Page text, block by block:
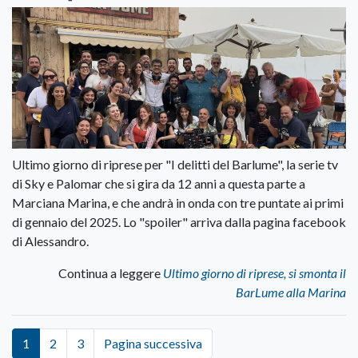
Ultimo giorno di riprese per "I delitti del Barlume", la serie tv
di Sky e Palomar che si gira da 12 anni a questa parte a
Marciana Marina, e che andrà in onda con tre puntate ai primi
di gennaio del 2025. Lo "spoiler" arriva dalla pagina facebook
di Alessandro.
Continua a leggere Ultimo giorno di riprese, si smonta il
BarLume alla Marina
1 2 3 Pagina successiva